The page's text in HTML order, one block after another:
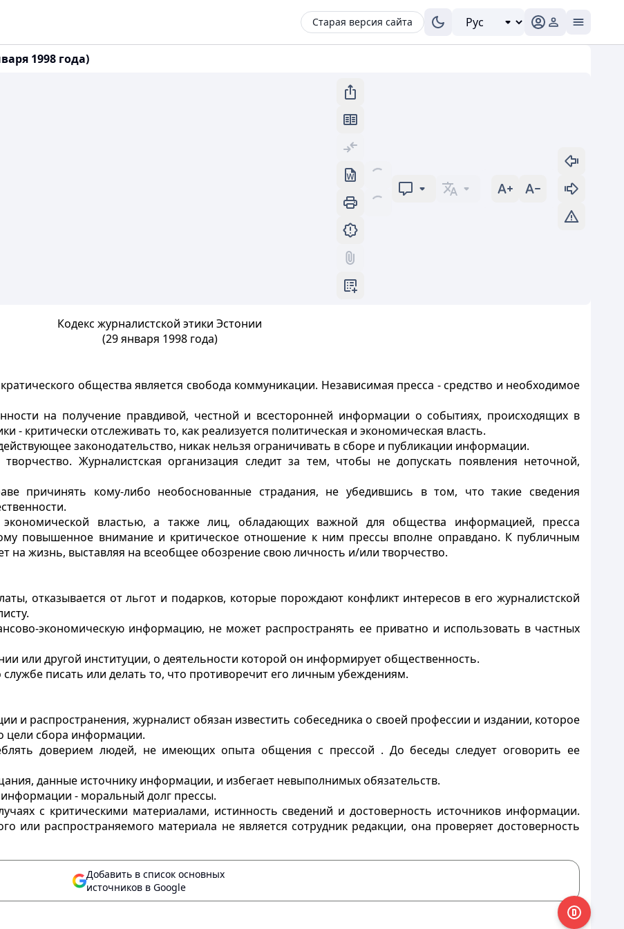
Старая версия сайта
1998 года)
Кодекс журналистской этики Эстонии
(29 января 1998 года)
общества является свобода коммуникации. Независимая пресса - средство и необходимое
на получение правдивой, честной и всесторонней информации о событиях, происходящих в
критически отслеживать то, как реализуется политическая и экономическая власть.
законодательство, никак нельзя ограничивать в сборе и публикации информации.
Журналистская организация следит за тем, чтобы не допускать появления неточной,
причинять кому-либо необоснованные страдания, не убедившись в том, что такие сведения
властью, а также лиц, обладающих важной для общества информацией, пресса
повышенное внимание и критическое отношение к ним прессы вполне оправдано. К публичным
на жизнь, выставляя на всеобщее обозрение свою личность и/или творчество.
отказывается от льгот и подарков, которые порождают конфликт интересов в его журналистской
экономическую информацию, не может распространять ее приватно и использовать в частных
или другой институции, о деятельности которой он информирует общественность.
писать или делать то, что противоречит его личным убеждениям.
и распространения, журналист обязан известить собеседника о своей профессии и издании, которое
цели сбора информации.
доверием людей, не имеющих опыта общения с прессой . До беседы следует оговорить ее
данные источнику информации, и избегает невыполнимых обязательств.
- моральный долг прессы.
с критическими материалами, истинность сведений и достоверность источников информации.
или распространяемого материала не является сотрудник редакции, она проверяет достоверность
Добавить в список основных
источников в Google